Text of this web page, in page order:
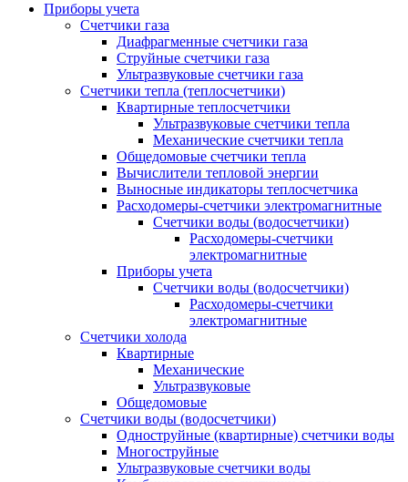
Приборы учета
Счетчики газа
Диафрагменные счетчики газа
Струйные счетчики газа
Ультразвуковые счетчики газа
Счетчики тепла (теплосчетчики)
Квартирные теплосчетчики
Ультразвуковые счетчики тепла
Механические счетчики тепла
Общедомовые счетчики тепла
Вычислители тепловой энергии
Выносные индикаторы теплосчетчика
Расходомеры-счетчики электромагнитные
Счетчики воды (водосчетчики)
Расходомеры-счетчики
электромагнитные
Приборы учета
Счетчики воды (водосчетчики)
Расходомеры-счетчики
электромагнитные
Счетчики холода
Квартирные
Механические
Ультразвуковые
Общедомовые
Счетчики воды (водосчетчики)
Одноструйные (квартирные) счетчики воды
Многоструйные
Ультразвуковые счетчики воды